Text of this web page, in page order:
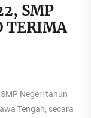
SMP
TERIMA
Negeri tahun
Tengah, secara